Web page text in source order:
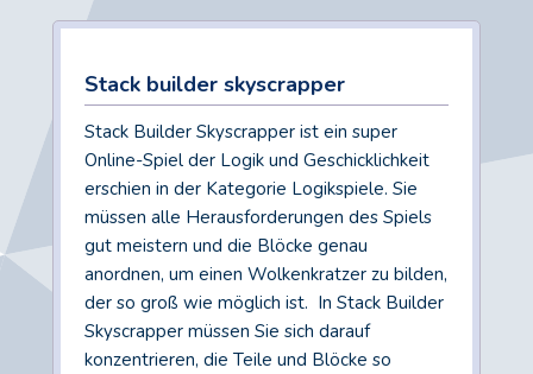
Stack builder skyscrapper
Stack Builder Skyscrapper ist ein super
Online-Spiel der Logik und Geschicklichkeit
erschien in der Kategorie Logikspiele. Sie
müssen alle Herausforderungen des Spiels
gut meistern und die Blöcke genau
anordnen, um einen Wolkenkratzer zu bilden,
der so groß wie möglich ist. In Stack Builder
Skyscrapper müssen Sie sich darauf
konzentrieren, die Teile und Blöcke so